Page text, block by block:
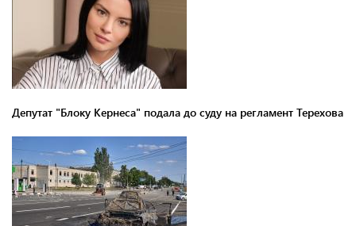
Депутат "Блоку Кернеса" подала до суду на регламент Терехова